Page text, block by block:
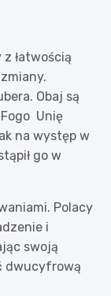
z łatwością
Obaj są
Unię
na występ w
go w
Polacy
i
swoją
dwucyfrową